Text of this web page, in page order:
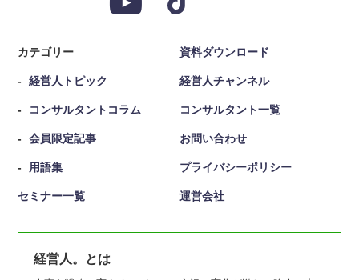
カテゴリー
経営人トピック
コンサルタントコラム
会員限定記事
用語集
セミナー一覧
資料ダウンロード
経営人チャンネル
コンサルタント一覧
お問い合わせ
プライバシーポリシー
運営会社
経営人。とは